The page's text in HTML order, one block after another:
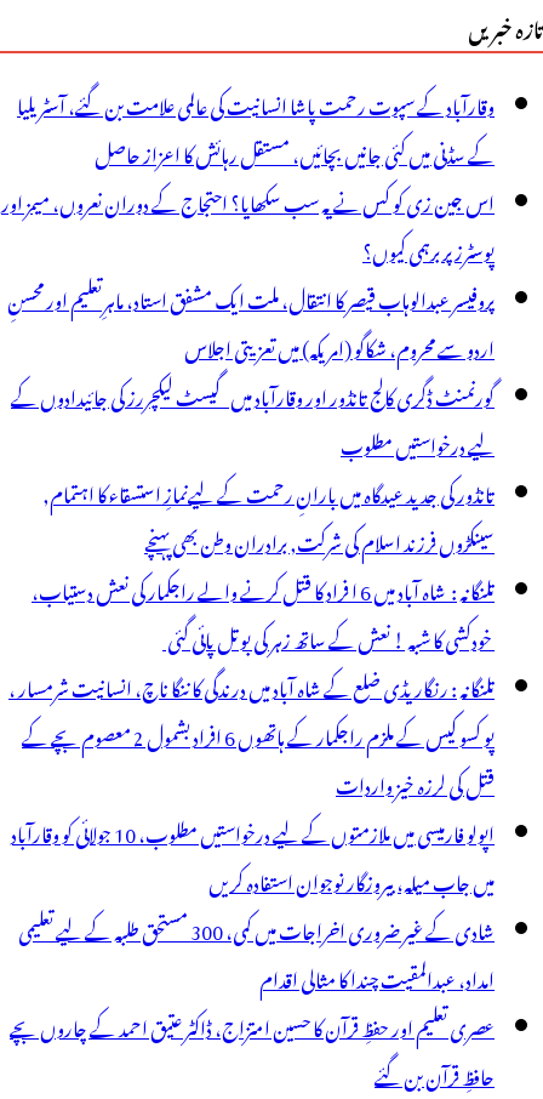
سالہ
پدیاترا
آغاز
اعلان
اسمبلی
تازہ خبریں
وقارآباد کے سپوت رحمت پاشا انسانیت کی عالمی علامت بن گئے، آسٹریلیا
کے سڈنی میں کئی جانیں بچائیں، مستقل رہائش کا اعزاز حاصل
اس جین زی کو کس نے یہ سب سکھایا؟ احتجاج کے دوران نعروں، میمز اور
پوسٹرز پر برہمی کیوں؟
پروفیسر عبدالوہاب قیصر کا انتقال، ملت ایک مشفق استاد، ماہرِتعلیم اور محسنِ
اردو سے محروم، شکاگو (امریکہ) میں تعزیتی اجلاس
گورنمنٹ ڈگری کالج تانڈور اور وقارآباد میں گیسٹ لیکچررز کی جائیدادوں کے
لیے درخواستیں مطلوب
تانڈور کی جدید عیدگاہ میں بارانِ رحمت کے لیےنمازِ استسقاء کا اہتمام,
سینکڑوں فرزند اسلام کی شرکت, برادران وطن بھی پہنچے
تلنگانہ : شاہ آباد میں 6 ا فراد کا قتل کرنے والے راجکمار کی نعش دستیاب،
خودکشی کا شبہ ! نعش کے ساتھ زہر کی بوتل پائی گئی
تلنگانہ : رنگاریڈی ضلع کے شاہ آباد میں درندگی کا ننگا ناچ، انسانیت شرمسار ،
پو کسو کیس کے ملزم راجکمار کے ہاتھوں 6 افراد بشمول 2 معصوم بچے کے
قتل کی لرزہ خیز واردات
اپولو فارمیسی میں ملازمتوں کے لیے درخواستیں مطلوب، 10 جولائی کو وقارآباد
میں جاب میلہ، بیروزگار نوجوان استفادہ کریں
شادی کے غیر ضروری اخراجات میں کمی، 300 مستحق طلبہ کے لیے تعلیمی
امداد، عبدالمقیت چندا کا مثالی اقدام
عصری تعلیم اور حفظِ قرآن کا حسین امتزاج، ڈاکٹر عتیق احمد کے چاروں بچے
حافظِ قرآن بن گئے